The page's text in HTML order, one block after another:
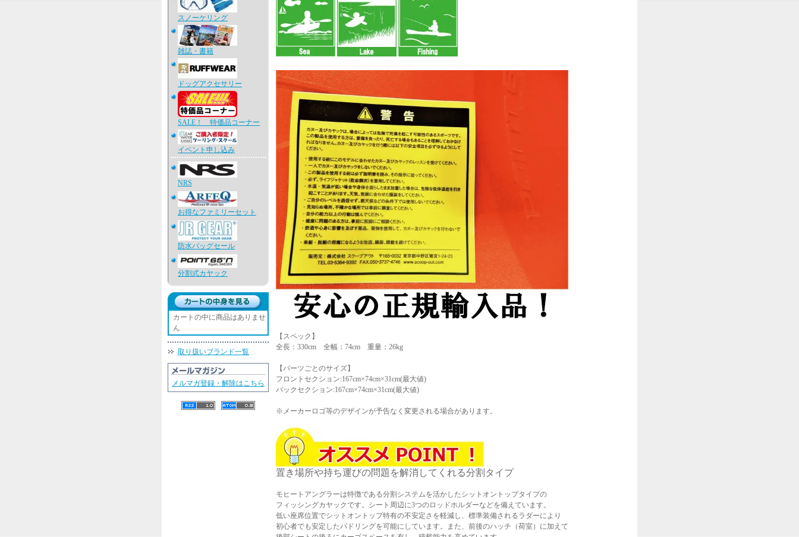
スノーケリング
雑誌・書籍
ドッグアクセサリー
SALE！ 特価品コーナー
イベント申し込み
NRS
お得なファミリーセット
防水バッグセール
分割式カヤック
カートの中に商品はありませ
ん
取り扱いブランド一覧
メルマガ登録・解除はこちら
【スペック】
全長：330cm 全幅：74cm 重量：26kg
【パーツごとのサイズ】
フロントセクション:167cm×74cm×31cm(最大値)
バックセクション:167cm×74cm×31cm(最大値)
※メーカーロゴ等のデザインが予告なく変更される場合があります。
置き場所や持ち運びの問題を解消してくれる分割タイプ
モヒートアングラーは特徴である分割システムを活かしたシットオントップタイプの
フィッシングカヤックです。シート周辺に3つのロッドホルダーなどを備えています。
低い座席位置でシットオントップ特有の不安定さを軽減し、標準装備されるラダーにより
初心者でも安定したパドリングを可能にしています。また、前後のハッチ（荷室）に加えて